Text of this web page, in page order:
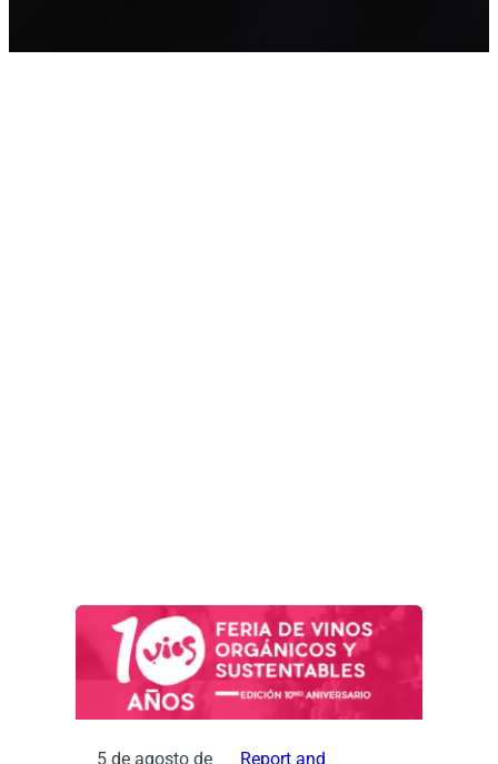
5 de agosto de
Report and